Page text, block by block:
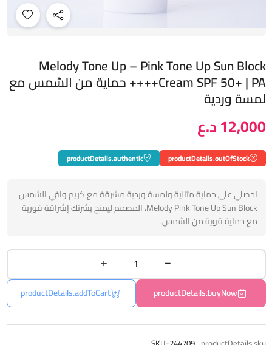
Melody Tone Up – Pink Tone Up Sun Block
Cream SPF 50+ | PA++++ حماية من الشمس مع
لمسة وردية
12,000 د.ع
productDetails.outOfStock
productDetails.authentic
احصلي على حماية مثالية ولمسة وردية مشرقة مع كريم واقي الشمس
Melody Pink Tone Up Sun Block، المصمم ليمنح بشرتك إشراقة فورية
مع حماية قوية من الشمس.
productDetails.buyNow
productDetails.addToCart